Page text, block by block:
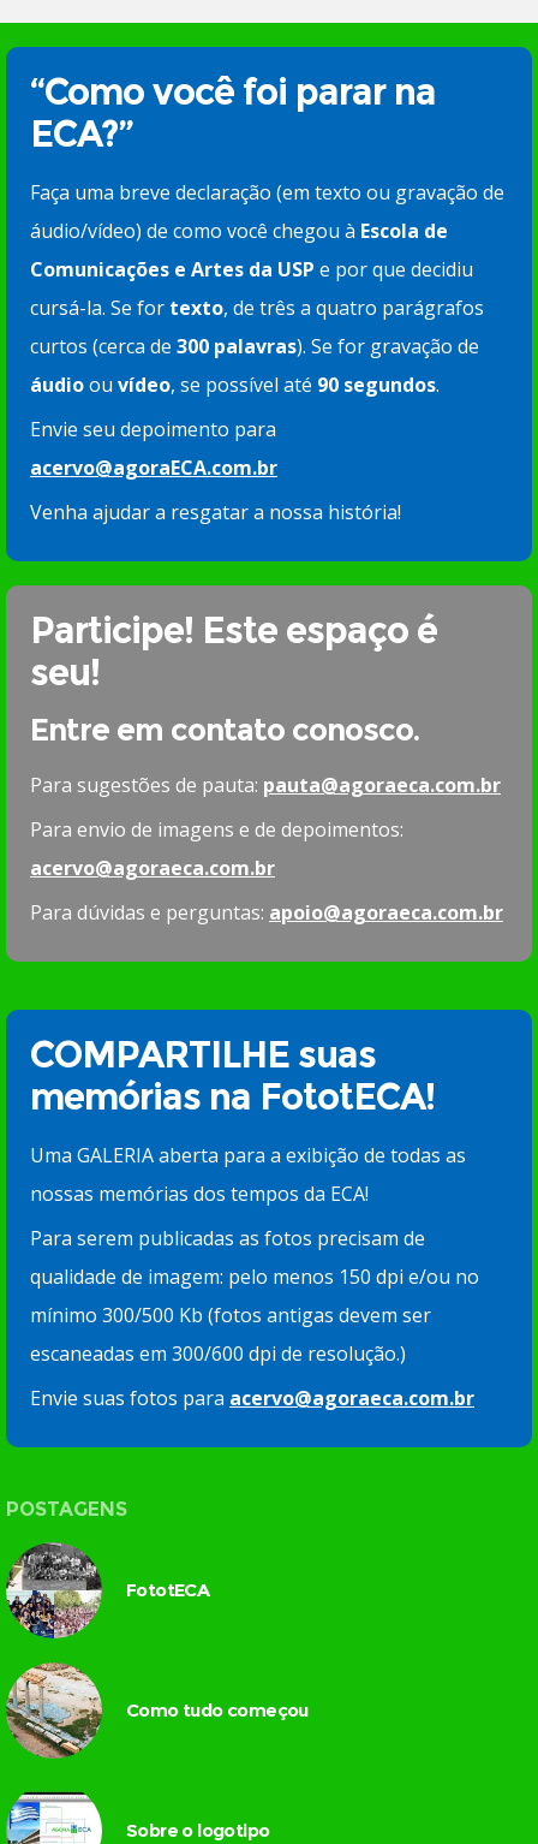
“Como você foi parar na
ECA?”
Faça uma breve declaração (em texto ou gravação de
áudio/vídeo) de como você chegou à Escola de
Comunicações e Artes da USP e por que decidiu
cursá-la. Se for texto, de três a quatro parágrafos
curtos (cerca de 300 palavras). Se for gravação de
áudioou vídeo, se possível até 90 segundos.
Envie seu depoimento para
acervo@agoraECA.com.br
Venha ajudar a resgatar a nossa história!
Participe! Este espaço é
seu!
Entre em contato conosco.
Para sugestões de pauta: pauta@agoraeca.com.br
Para envio de imagens e de depoimentos:
acervo@agoraeca.com.br
Para dúvidas e perguntas: apoio@agoraeca.com.br
COMPARTILHE suas
memórias na FototECA!
Uma GALERIA aberta para a exibição de todas as
nossas memórias dos tempos da ECA!
Para serem publicadas as fotos precisam de
qualidade de imagem: pelo menos 150 dpi e/ou no
mínimo 300/500 Kb (fotos antigas devem ser
escaneadas em 300/600 dpi de resolução.)
Envie suas fotos para acervo@agoraeca.com.br
POSTAGENS
FototECA
Como tudo começou
Sobre o logotipo